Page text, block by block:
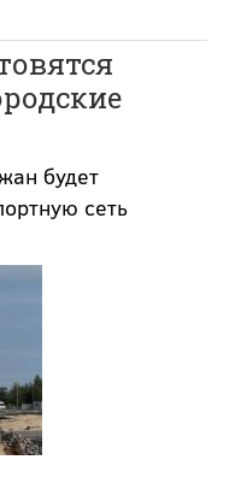
будет
сеть